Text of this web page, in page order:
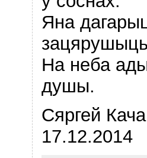
Яна
На неба
душы.
Сяргей
17.12.2014